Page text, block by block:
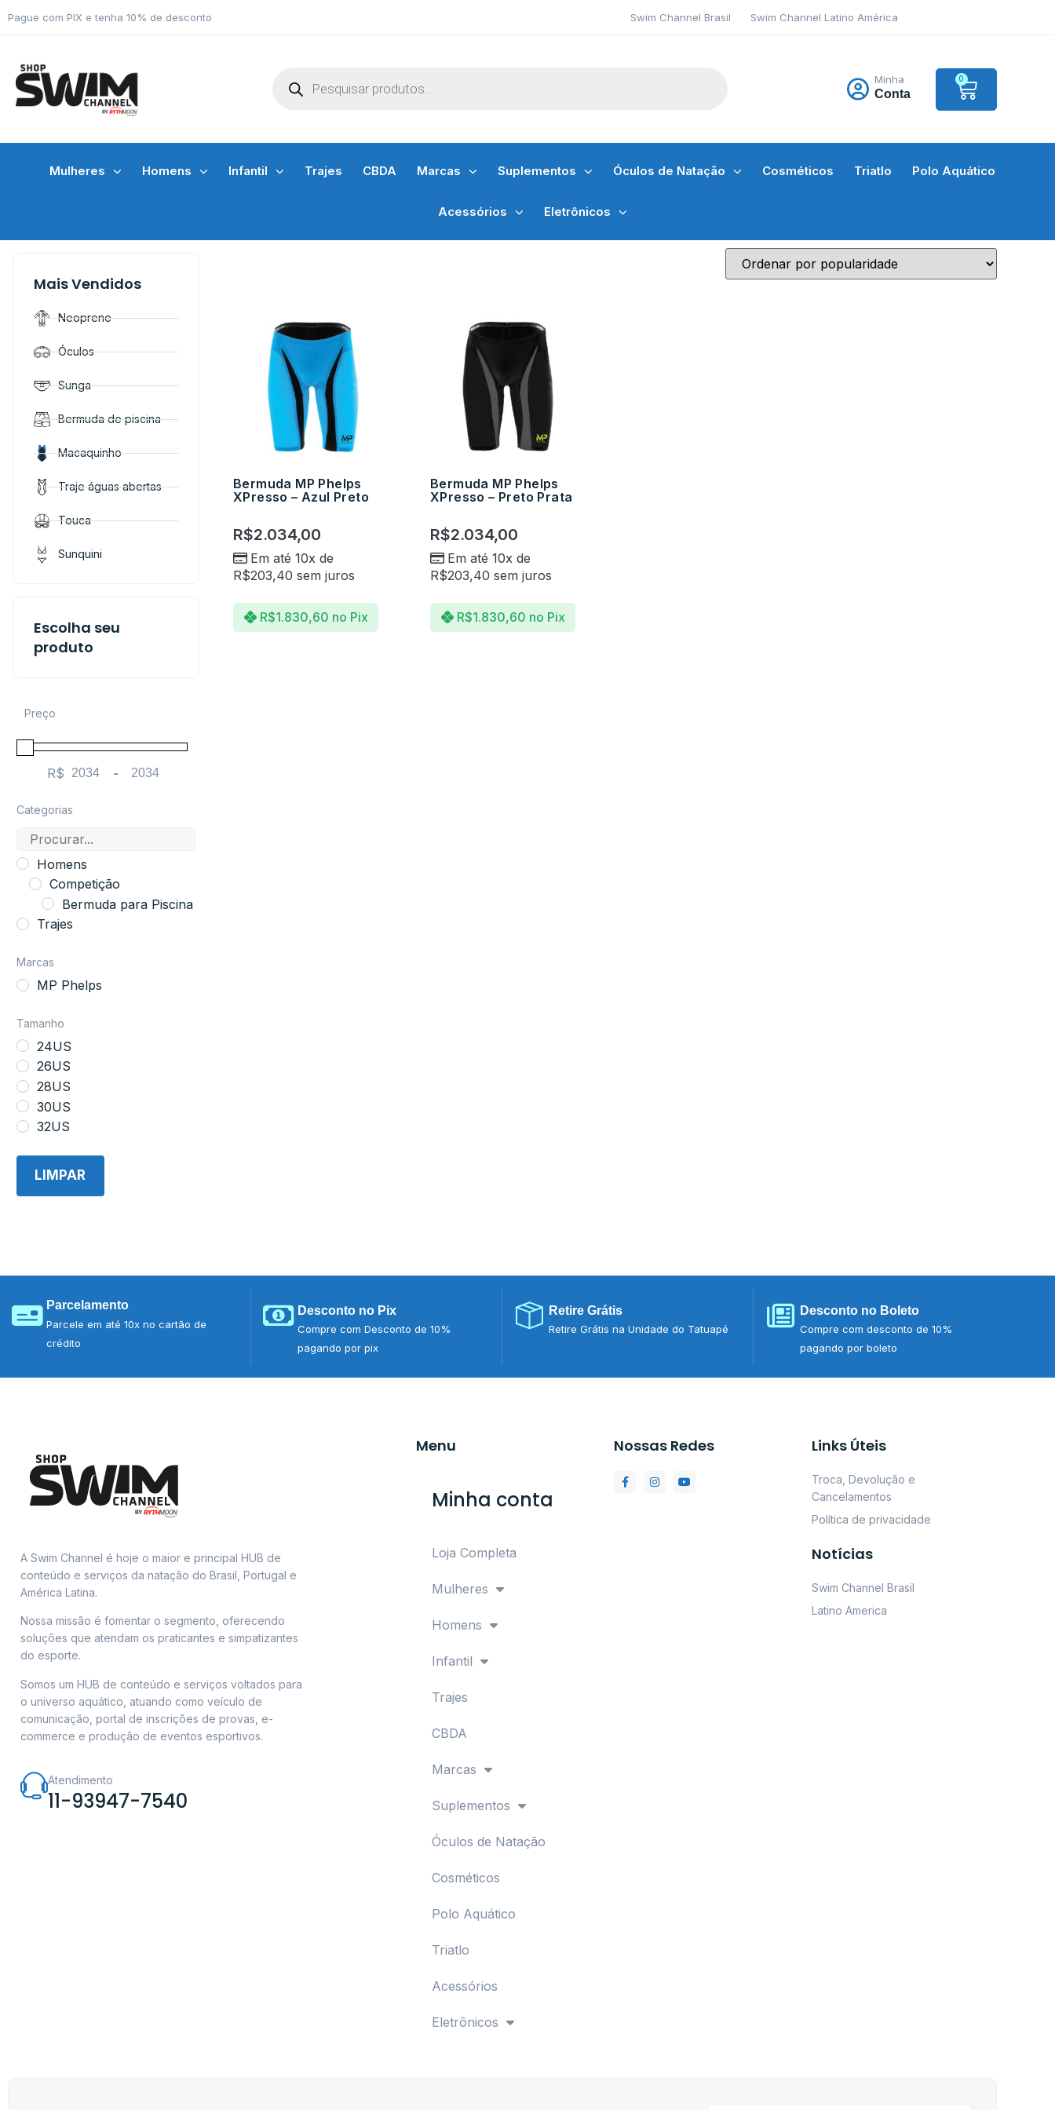
Pague com PIX e tenha 10% de desconto Swim Channel Brasil Swim Channel Latino América
Minha
Conta
0
Mulheres Homens Infantil Trajes CBDA Marcas Suplementos Óculos de Natação Cosméticos Triatlo Polo Aquático
Acessórios Eletrônicos
Mais Vendidos
Neoprene
Óculos
Sunga
Bermuda de piscina
Macaquinho
Traje águas abertas
Touca
Sunquini
Escolha seu
produto
Preço
R$
Minimum Price
-
Maximum Price
Categorias
Homens
Competição
Bermuda para Piscina
Trajes
Marcas
MP Phelps
Tamanho
24US
26US
28US
30US
32US
LIMPAR
Bermuda MP Phelps
XPresso – Azul Preto
R$2.034,00
Em até 10x de
R$203,40 sem juros
R$1.830,60 no Pix
Bermuda MP Phelps
XPresso – Preto Prata
R$2.034,00
Em até 10x de
R$203,40 sem juros
R$1.830,60 no Pix
Parcelamento
Parcele em até 10x no cartão de
crédito
Desconto no Pix
Compre com Desconto de 10%
pagando por pix
Retire Grátis
Retire Grátis na Unidade do Tatuapé
Desconto no Boleto
Compre com desconto de 10%
pagando por boleto
A Swim Channel é hoje o maior e principal HUB de
conteúdo e serviços da natação do Brasil, Portugal e
América Latina.
Nossa missão é fomentar o segmento, oferecendo
soluções que atendam os praticantes e simpatizantes
do esporte.
Somos um HUB de conteúdo e serviços voltados para
o universo aquático, atuando como veículo de
comunicação, portal de inscrições de provas, e-
commerce e produção de eventos esportivos.
Atendimento
11-93947-7540
Menu
Minha conta
Loja Completa
Mulheres
Homens
Infantil
Trajes
CBDA
Marcas
Suplementos
Óculos de Natação
Cosméticos
Polo Aquático
Triatlo
Acessórios
Eletrônicos
Nossas Redes Links Úteis
Troca, Devolução e
Cancelamentos
Política de privacidade
Notícias
Swim Channel Brasil
Latino America